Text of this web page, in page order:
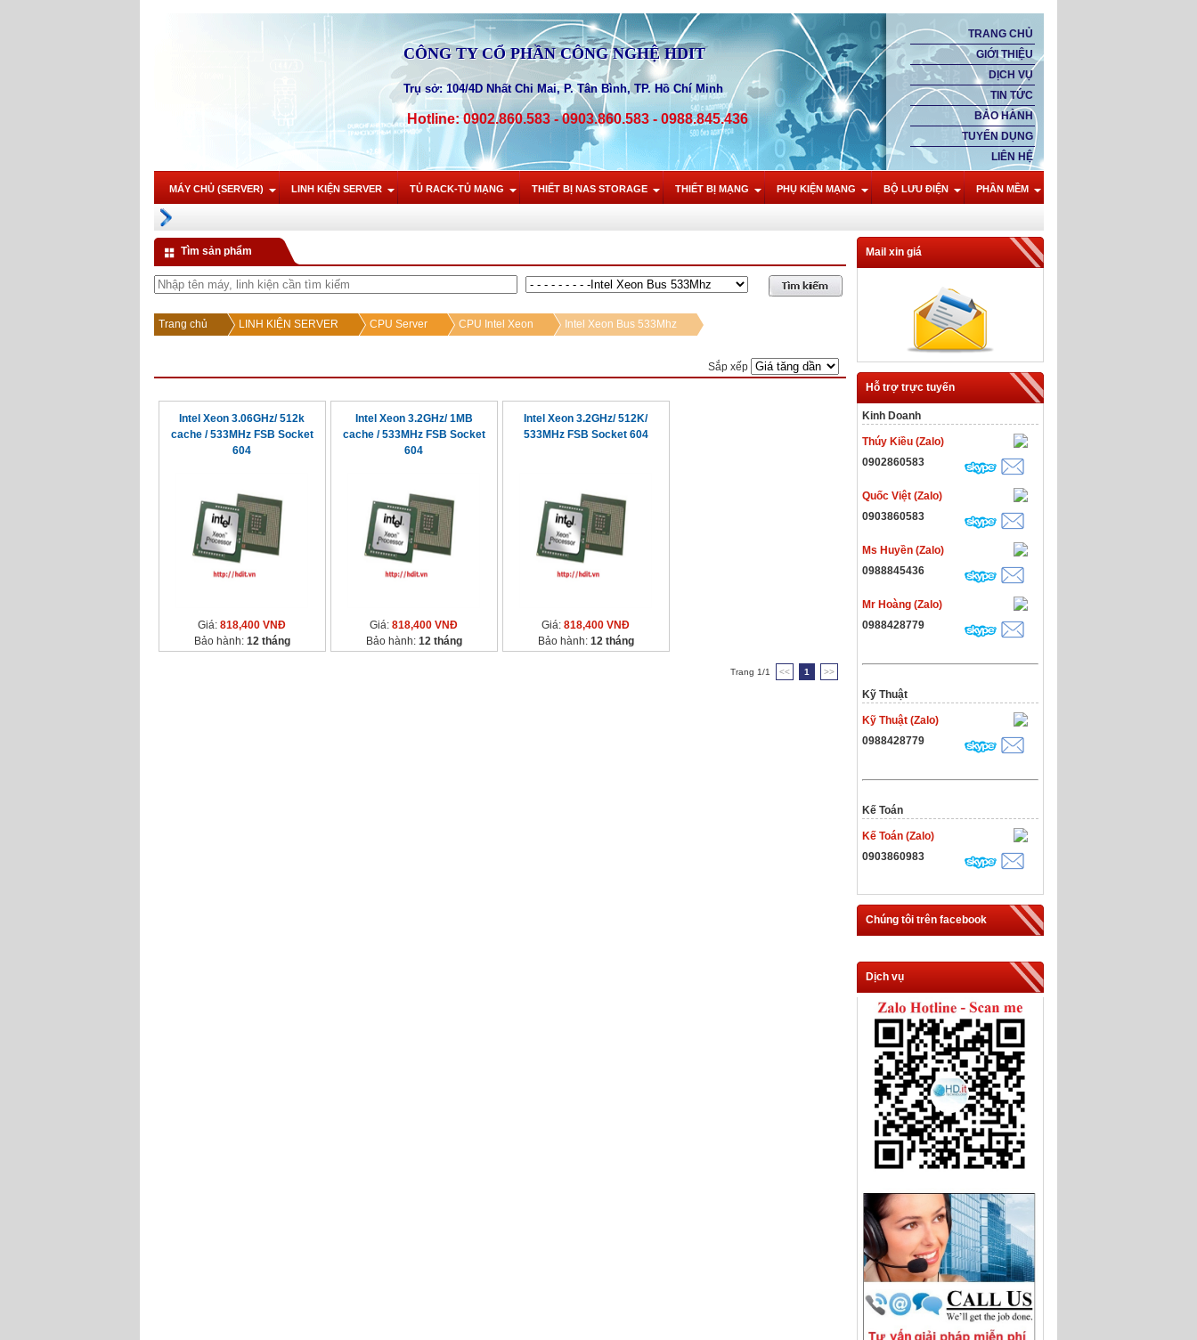
CÔNG TY CỔ PHẦN CÔNG NGHỆ HDIT
Trụ sở: 104/4D Nhất Chi Mai, P. Tân Bình, TP. Hồ Chí Minh
Hotline: 0902.860.583 - 0903.860.583 - 0988.845.436
TRANG CHỦ
GIỚI THIỆU
DỊCH VỤ
TIN TỨC
BẢO HÀNH
TUYỂN DỤNG
LIÊN HỆ
MÁY CHỦ (SERVER) LINH KIỆN SERVER TỦ RACK-TỦ MẠNG THIẾT BỊ NAS STORAGE THIẾT BỊ MẠNG PHỤ KIỆN MẠNG BỘ LƯU ĐIỆN PHẦN MỀM
Tìm sản phẩm
Trang chủ LINH KIỆN SERVER CPU Server CPU Intel Xeon Intel Xeon Bus 533Mhz
Sắp xếp
Intel Xeon 3.06GHz/ 512k
cache / 533MHz FSB Socket
604
Giá: 818,400 VNĐ
Bảo hành: 12 tháng
Intel Xeon 3.2GHz/ 1MB
cache / 533MHz FSB Socket
604
Giá: 818,400 VNĐ
Bảo hành: 12 tháng
Intel Xeon 3.2GHz/ 512K/
533MHz FSB Socket 604
Giá: 818,400 VNĐ
Bảo hành: 12 tháng
Trang 1/1 << 1 >>
Mail xin giá
Hỗ trợ trực tuyến
Kinh Doanh
Thúy Kiều (Zalo)
0902860583
Quốc Việt (Zalo)
0903860583
Ms Huyền (Zalo)
0988845436
Mr Hoàng (Zalo)
0988428779
Kỹ Thuật
Kỹ Thuật (Zalo)
0988428779
Kế Toán
Kế Toán (Zalo)
0903860983
Chúng tôi trên facebook
Dịch vụ